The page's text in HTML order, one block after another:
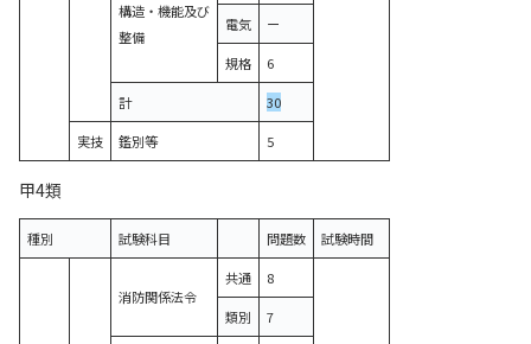
構造・機能及び
整備
電気 ー
規格 6
計 30
実技 鑑別等 5
甲4類
種別 試験科目 問題数 試験時間
消防関係法令
共通 8
類別 7